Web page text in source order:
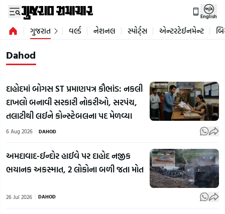
English
ગુજરાત વર્લ્ડ નેશનલ સ્પોર્ટ્સ એન્ટરટેઈનમેન્ટ
Dahod
દાહોદમાં બોગસ ST પ્રમાણપત્ર કૌભાંડ: નકલી
દાખલો બનાવી સરકારી નોકરીઓ, સરપંચ,
તલાટીથી લઈને કોન્સ્ટેબલના પદ મેળવ્યા
6 Aug 2026 DAHOD
અમદાવાદ-ઈન્દોર હાઈવે પર દાહોદ નજીક
ભયાનક અકસ્માત, 2 લોકોના બળી જતા મોત
26 Jul 2026 DAHOD